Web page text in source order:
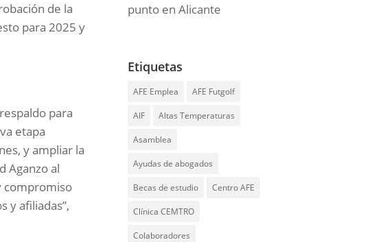
de la
para 2025 y
para
etapa
y ampliar la
Aganzo al
compromiso
y afiliadas”,
punto en Alicante
Etiquetas
AFE Emplea AFE Futgolf
AIF Altas Temperaturas
Asamblea
Ayudas de abogados
Becas de estudio Centro AFE
Clínica CEMTRO
Colaboradores